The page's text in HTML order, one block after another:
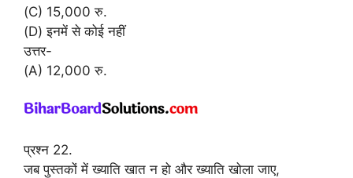
(C) 15,000 रु.
(D) इनमें से कोई नहीं
उत्तर-
(A) 12,000 रु.
प्रश्न 22.
जब पुस्तकों में ख्याति खात न हो और ख्याति खोला जाए,